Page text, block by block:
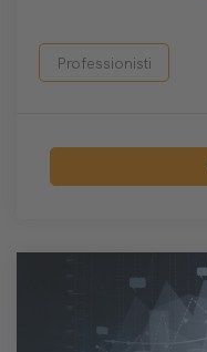
Professionisti